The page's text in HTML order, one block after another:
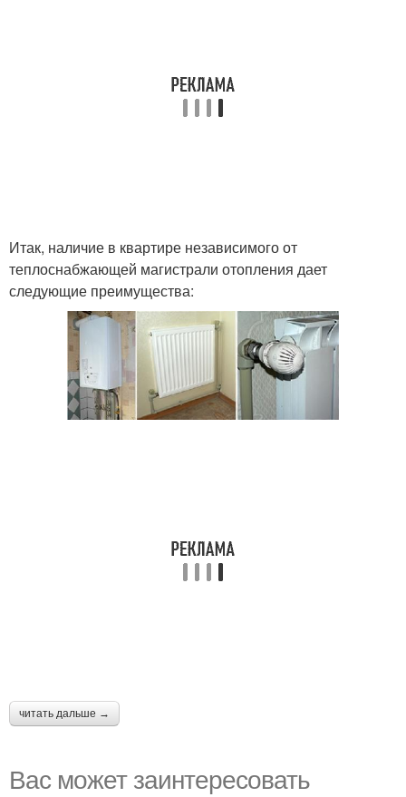
Итак, наличие в квартире независимого от
теплоснабжающей магистрали отопления дает
следующие преимущества:
читать дальше →
Вас может заинтересовать